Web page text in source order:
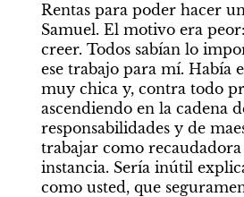
Rentas para poder hacer
Samuel. El motivo era
creer. Todos sabían lo
ese trabajo para mí. Había
muy chica y, contra todo
ascendiendo en la cadena
responsabilidades y de
trabajar como
instancia. Sería inútil
como usted, que